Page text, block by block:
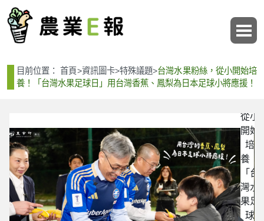
目前位置：首頁>資訊圖卡>特殊議題>台灣水果粉絲，從小開始培
養！「台灣水果足球日」用台灣香蕉、鳳梨為日本足球小將應援！
水果
粉
從小
開始
培
養！
「台
灣水
果足
球